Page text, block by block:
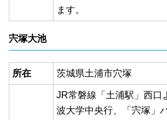
ます。
宍塚大池
所在 茨城県土浦市穴塚
JR常磐線「土浦駅」西口
波大学中央行、「宍塚」